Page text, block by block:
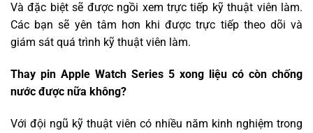
Và đặc biệt sẽ được ngồi xem trực tiếp kỹ thuật viên làm.
Các bạn sẽ yên tâm hơn khi được trực tiếp theo dõi và
giám sát quá trình kỹ thuật viên làm.
Thay pin Apple Watch Series 5 xong liệu có còn chống
nước được nữa không?
Với đội ngũ kỹ thuật viên có nhiều năm kinh nghiệm trong